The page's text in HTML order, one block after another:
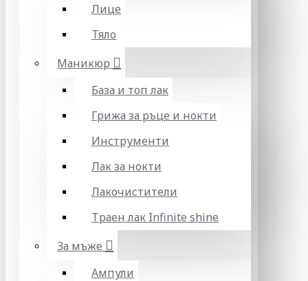
Лице
Тяло
Маникюр
База и топ лак
Грижа за ръце и нокти
Инструменти
Лак за нокти
Лакочистители
Траен лак Infinite shine
За мъже
Ампули